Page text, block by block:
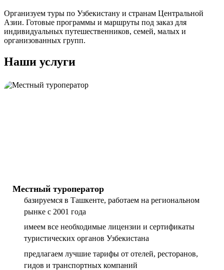
Организуем туры по Узбекистану и странам Центральной
Азии. Готовые программы и маршруты под заказ для
индивидуальных путешественников, семей, малых и
организованных групп.
Наши услуги
Местный туроператор
базируемся в Ташкенте, работаем на региональном
рынке с 2001 года
имеем все необходимые лицензии и сертификаты
туристических органов Узбекистана
предлагаем лучшие тарифы от отелей, ресторанов,
гидов и транспортных компаний